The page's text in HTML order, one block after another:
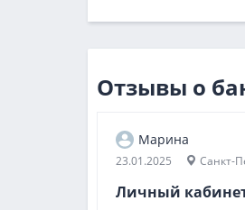
Отзывы о
Марина
23.01.2025 Санкт-
Личный